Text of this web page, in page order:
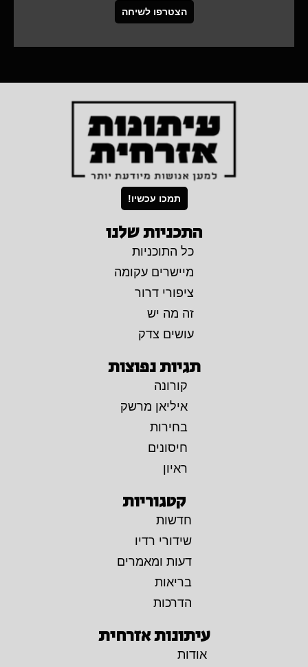
הצטרפו לשיחה
תמכו עכשיו!
התכניות שלנו
כל התוכניות
מיישרים עקומה
ציפורי דרור
זה מה יש
עושים צדק
תגיות נפוצות
קורונה
איליאן מרשק
בחירות
חיסונים
ראיון
קטגוריות
חדשות
שידורי רדיו
דעות ומאמרים
בריאות
הדרכות
עיתונות אזרחית
אודות